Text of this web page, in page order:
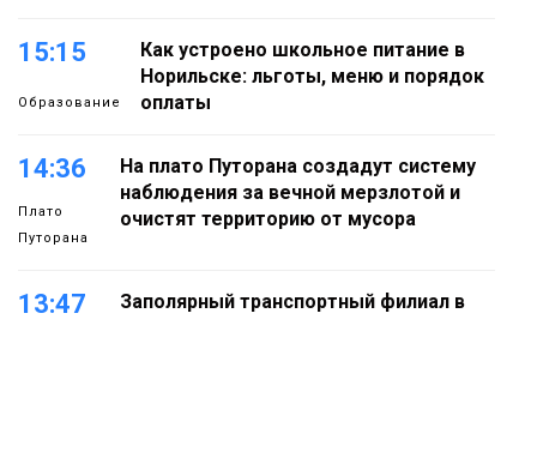
15:15
Образование
Как устроено школьное питание в
Норильске: льготы, меню и порядок
оплаты
14:36
Плато
Путорана
На плато Путорана создадут систему
наблюдения за вечной мерзлотой и
очистят территорию от мусора
13:47
Заполярный транспортный филиал в